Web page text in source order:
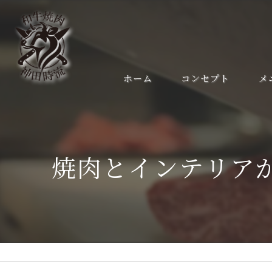
ホーム コンセプト メ
焼肉とインテリア